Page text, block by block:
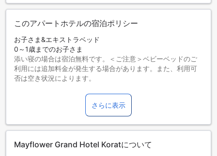
このアパートホテルの宿泊ポリシー
お子さま&エキストラベッド
0～1歳までのお子さま
添い寝の場合は宿泊無料です。＜ご注意＞ベビーベッドのご
利用には追加料金が発生する場合があります。また、利用可
否は空き状況によります。
添い寝の場合は宿泊無料です。
4歳以上の宿泊者は大人とみなされます。
エキストラベッドの追加可否は、ルームタイプにより異なり
ます。各ルームタイプ欄の記載をお確かめください。ルーム
ていない場合は、エキストラベッドの追加はできません。
さらに表示
Mayflower Grand Hotel Koratについて